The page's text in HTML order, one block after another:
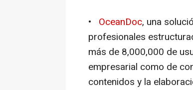
• OceanDoc, una
profesionales
más de 8,000,000 de
empresarial como de
contenidos y la